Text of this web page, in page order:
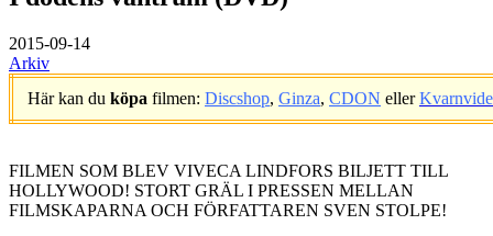
2015-09-14
Arkiv
Här kan du köpa filmen: Discshop, Ginza, CDON eller
FILMEN SOM BLEV VIVECA LINDFORS BILJETT TILL
HOLLYWOOD! STORT GRÄL I PRESSEN MELLAN
FILMSKAPARNA OCH FÖRFATTAREN SVEN STOLPE!